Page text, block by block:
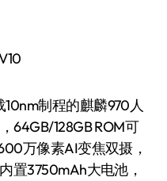
制程的麒麟970人
64GB/128GB ROM可
万像素AI变焦双摄，
置3750mAh大电池，